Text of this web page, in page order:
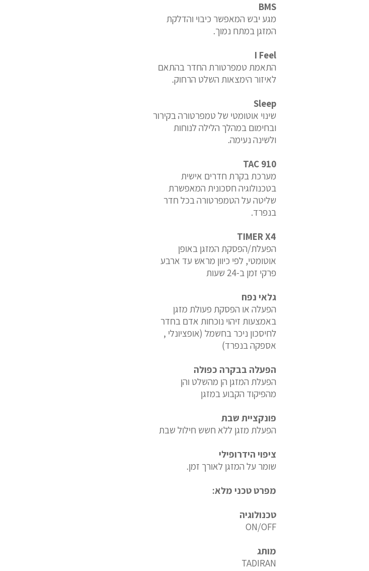
BMS
מגע יבש המאפשר כיבוי והדלקת
המזגן במתח נמוך.
I Feel
התאמת טמפרטורת החדר בהתאם
לאיזור הימצאות השלט הרחוק.
Sleep
שינוי אוטומטי של טמפרטורה בקירור
ובחימום במהלך הלילה לנוחות
ולשינה נעימה.
TAC 910
מערכת בקרת חדרים אישית
בטכנולוגיה חסכונית המאפשרת
שליטה על הטמפרטורה בכל חדר
בנפרד.
TIMER X4
הפעלת/הפסקת המזגן באופן
אוטומטי, לפי כיוון מראש עד ארבע
פרקי זמן ב-24 שעות
גלאי נפח
הפעלה או הפסקת פעולת מזגן
באמצעות זיהוי נוכחות אדם בחדר
לחיסכון ניכר בחשמל (אופציונלי ,
אספקה בנפרד)
הפעלה בבקרה כפולה
הפעלת המזגן הן מהשלט והן
מהפיקוד הקבוע במזגן
פונקציית שבת
הפעלת מזגן ללא חשש חילול שבת
ציפוי הידרופילי
שומר על המזגן לאורך זמן.
מפרט טכני מלא:
טכנולוגיה
ON/OFF
מותג
TADIRAN